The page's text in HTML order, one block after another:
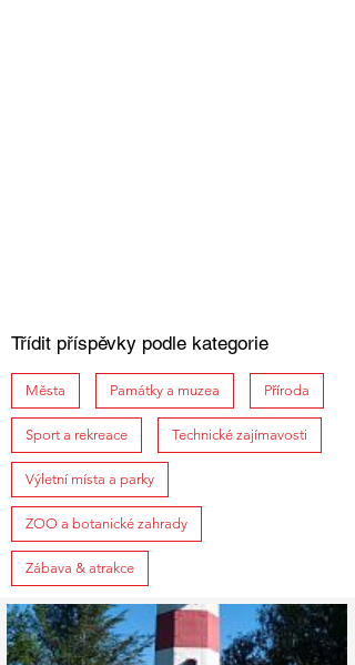
Třídit příspěvky podle kategorie
Města Památky a muzea Příroda
Sport a rekreace Technické zajímavosti
Výletní místa a parky
ZOO a botanické zahrady
Zábava & atrakce